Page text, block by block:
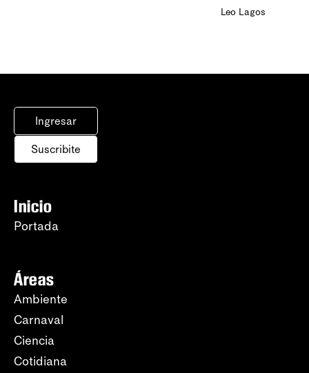
Leo Lagos
Ingresar
Suscribite
Inicio
Portada
Áreas
Ambiente
Carnaval
Ciencia
Cotidiana